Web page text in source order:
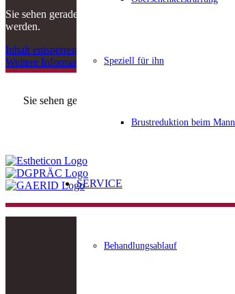
Speziell für ihn
Brustreduktion beim Mann
SERVICE
Behandlungsablauf
Sie sehen gerade einen Platzhalterinhalt von
werden.
Inhalt entsperren
Weitere Informationen
Sie sehen gerade einen Platzhalterinhalt von